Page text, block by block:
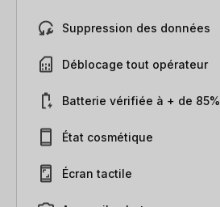
Suppression des données
Déblocage tout opérateur
Batterie vérifiée à + de 85%
État cosmétique
Écran tactile